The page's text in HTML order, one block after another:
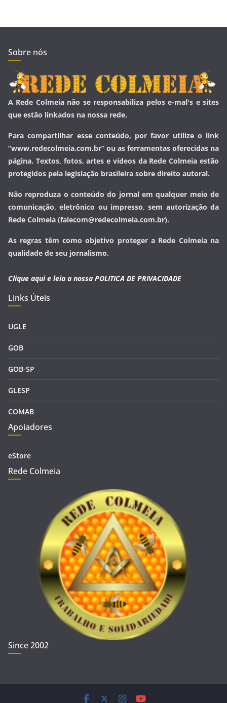
Sobre nós
A Rede Colmeia não se responsabiliza pelos e-mal's e sites
que estão linkados na nossa rede.
Para compartilhar esse conteúdo, por favor utilize o link
“www.redecolmeia.com.br” ou as ferramentas oferecidas na
página. Textos, fotos, artes e vídeos da Rede Colmeia estão
protegidos pela legislação brasileira sobre direito autoral.
Não reproduza o conteúdo do jornal em qualquer meio de
comunicação, eletrônico ou impresso, sem autorização da
Rede Colmeia (falecom@redecolmeia.com.br).
As regras têm como objetivo proteger a Rede Colmeia na
qualidade de seu jornalismo.
Clique aqui e leia a nossa POLITICA DE PRIVACIDADE
Links Úteis
UGLE
GOB
GOB-SP
GLESP
COMAB
Apoiadores
eStore
Rede Colmeia
Since 2002